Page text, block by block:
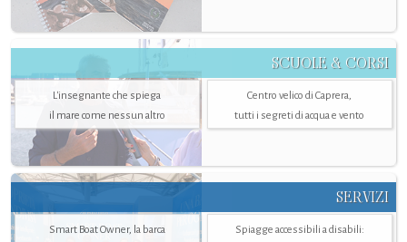
SCUOLE & CORSI
L'insegnante che spiega
il mare come nessun altro
Centro velico di Caprera,
tutti i segreti di acqua e vento
SERVIZI
Smart Boat Owner, la barca
Spiagge accessibili a disabili: